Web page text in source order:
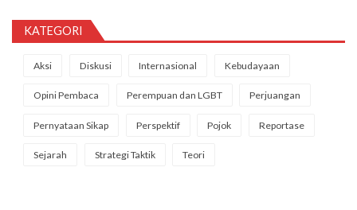
KATEGORI
Aksi Diskusi Internasional Kebudayaan
Opini Pembaca Perempuan dan LGBT Perjuangan
Pernyataan Sikap Perspektif Pojok Reportase
Sejarah Strategi Taktik Teori